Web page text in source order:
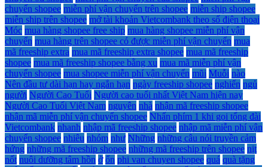
chuyển shopee miễn phí vận chuyển trên shopee miễn ship shopee
miễn ship trên shopee mở tài khoản Vietcombank theo số điện thoại
Móc mua hàng shopee free ship mua hàng shopee miễn phí vận
chuyển mua hàng trên shopee có được miễn phí vận chuyển mua
mã freeship extra mua mã freeship extra shopee mua mã freeship
shopee mua mã freeship shopee bằng xu mua mã miễn phí vận
chuyển shopee mua shopee miễn phí vận chuyển mũi Muỗi nào
Nên đầu tư dài hạn hay ngắn hạn ngày freeship shopee nghiến ngủ
người Người Cao Tuổi Người cao tuổi nhất Việt Nam hiện nay
Người Cao Tuổi Việt Nam nguyên nhà nhận mã freeship shopee
nhận mã miễn phí vận chuyển shopee Nhấn phím 1 khi gọi tổng đài
Vietcombank nhanh nhập mã freeship shopee nhập mã miễn phí vận
chuyển shopee nhiêu nhóm như Những những câu nói truyền cảm
hứng những mã freeship shopee những mã freeship trên shopee nịt
nốt nuôi dưỡng tâm hồn ở ổn phi van chuyen shopee quá quà tặng